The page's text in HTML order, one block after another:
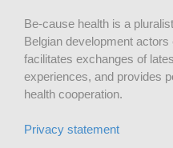
Be-cause health is a
Belgian development actors
facilitates exchanges of
experiences, and provides
health cooperation.
Privacy statement